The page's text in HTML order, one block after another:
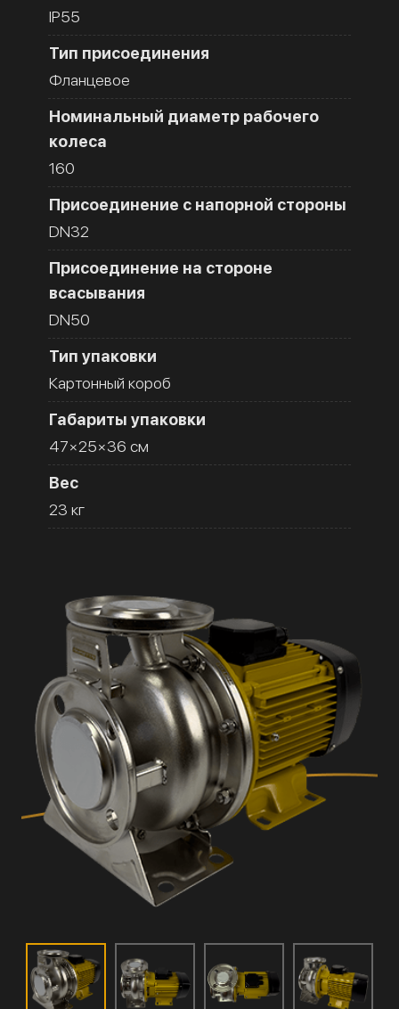
IP55
Тип присоединения
Фланцевое
Номинальный диаметр рабочего
колеса
160
Присоединение с напорной стороны
DN32
Присоединение на стороне
всасывания
DN50
Тип упаковки
Картонный короб
Габариты упаковки
47×25×36 см
Вес
23 кг